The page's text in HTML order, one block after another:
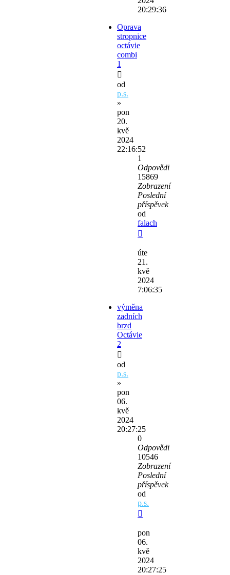
20:29:36
Oprava
stropnice
octávie
combi
1
od
p.s.
»
pon
20.
kvě
2024
22:16:52
1
Odpovědi
15869
Zobrazení
Poslední
příspěvek
od
falach
úte
21.
kvě
2024
7:06:35
výměna
zadních
brzd
Octávie
2
od
p.s.
»
pon
06.
kvě
2024
20:27:25
0
Odpovědi
10546
Zobrazení
Poslední
příspěvek
od
p.s.
pon
06.
kvě
2024
20:27:25